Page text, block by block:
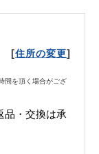
[住所の変更]
間を頂く場合がござ
品・交換は承